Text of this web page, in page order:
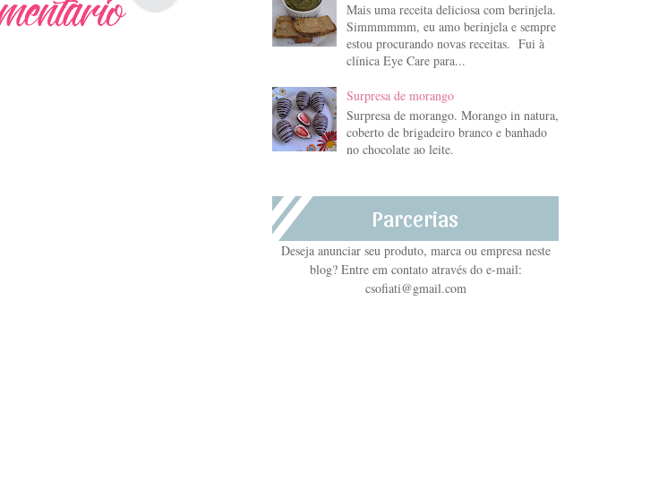
Mais uma receita deliciosa com berinjela.
Simmmmmm, eu amo berinjela e sempre
estou procurando novas receitas. Fui à
clínica Eye Care para...
Surpresa de morango
Surpresa de morango. Morango in natura,
coberto de brigadeiro branco e banhado
no chocolate ao leite.
Parcerias
Deseja anunciar seu produto, marca ou empresa neste
blog? Entre em contato através do e-mail:
csofiati@gmail.com